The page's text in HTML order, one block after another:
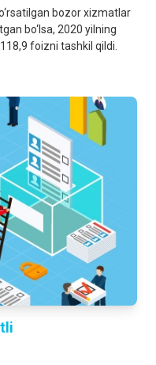
bozor xizmatlar
bo‘lsa, 2020 yilning
foizni tashkil qildi.